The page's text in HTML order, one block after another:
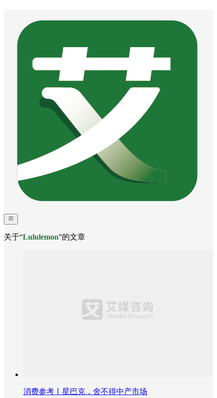
关于“Lululemon”的文章
消费参考丨星巴克，舍不得中产市场